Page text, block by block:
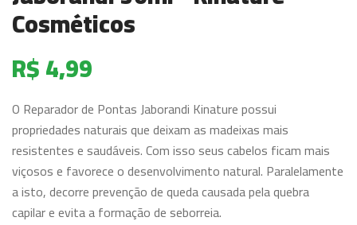
Cosméticos
R$ 4,99
O Reparador de Pontas Jaborandi Kinature possui
propriedades naturais que deixam as madeixas mais
resistentes e saudáveis. Com isso seus cabelos ficam mais
viçosos e favorece o desenvolvimento natural. Paralelamente
a isto, decorre prevenção de queda causada pela quebra
capilar e evita a formação de seborreia.